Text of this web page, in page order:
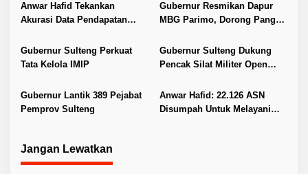
p
s
Anwar Hafid Tekankan
Akurasi Data Pendapatan
Gubernur Resmikan Dapur
MBG Parimo, Dorong Pangan
Gubernur Sulteng Perkuat
Tata Kelola IMIP
Gubernur Sulteng Dukung
Pencak Silat Militer Open
Gubernur Lantik 389 Pejabat
Pemprov Sulteng
Anwar Hafid: 22.126 ASN
Disumpah Untuk Melayani
Jangan Lewatkan